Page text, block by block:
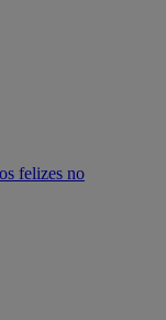
felizes no